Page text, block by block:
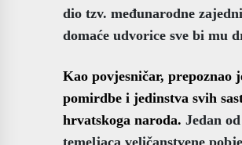
dio tzv. međunarodne
domaće udvorice sve bi mu
Kao povjesničar, prepoznao
pomirdbe i jedinstva svih
hrvatskoga naroda. Jedan
temeljaca veličanstvene